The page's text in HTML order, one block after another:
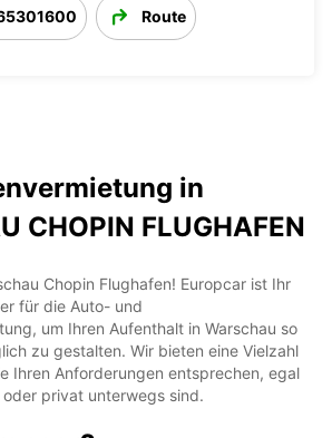
Route
in
CHOPIN FLUGHAFEN
Chopin Flughafen! Europcar ist Ihr
für die Auto- und
um Ihren Aufenthalt in Warschau so
zu gestalten. Wir bieten eine Vielzahl
Ihren Anforderungen entsprechen, egal
privat unterwegs sind.